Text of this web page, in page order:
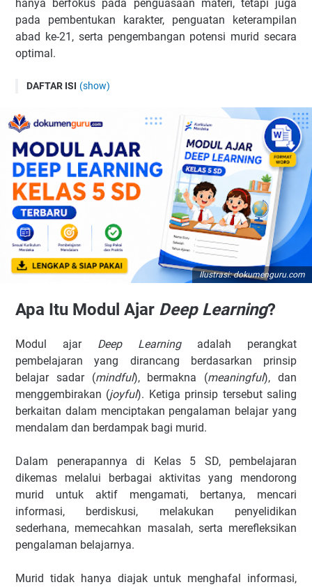
hanya berfokus pada penguasaan materi, tetapi juga
pada pembentukan karakter, penguatan keterampilan
abad ke-21, serta pengembangan potensi murid secara
optimal.
DAFTAR ISI (show)
Memahami Isi Modul Ajar Deep Learning
A. Identitas Modul
B. Identifikasi Kesiapan Murid
C. Karakteristik Materi Pelajaran
D. Dimensi Profil Lulusan
E. Desain Pembelajaran
F. Praktik Pedagogik
G. Langkah-Langkah Pembelajaran Berdiferensiasi
Modul Ajar Deep Learning Kelas 5 SD Terbaru Lengkap
2️⃣ Pendidikan Pancasila
3️⃣ Bahasa Indonesia
4️⃣ Matematika
5️⃣ Ilmu Pengetahuan Alam dan Sosial (IPAS)
6️⃣ Bahasa Inggris
8️⃣ Seni Budaya
[Download] Modul Ajar Deep Learning Kelas 5 SD Lengkap
Semua Mapel (Format Word)
Ilustrasi: dokumenguru.com
Apa Itu Modul Ajar Deep Learning?
Modul ajar Deep Learningadalah perangkat
pembelajaran yang dirancang berdasarkan prinsip
belajar sadar (mindful), bermakna (meaningful), dan
menggembirakan (joyful). Ketiga prinsip tersebut saling
berkaitan dalam menciptakan pengalaman belajar yang
mendalam dan berdampak bagi murid.
Dalam penerapannya di Kelas 5 SD, pembelajaran
dikemas melalui berbagai aktivitas yang mendorong
murid untuk aktif mengamati, bertanya, mencari
informasi, berdiskusi, melakukan penyelidikan
sederhana, memecahkan masalah, serta merefleksikan
pengalaman belajarnya.
Murid tidak hanya diajak untuk menghafal informasi,